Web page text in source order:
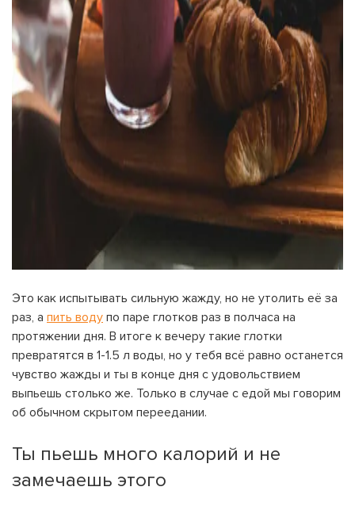
Это как испытывать сильную жажду, но не утолить её за
раз, а пить воду по паре глотков раз в полчаса на
протяжении дня. В итоге к вечеру такие глотки
превратятся в 1-1.5 л воды, но у тебя всё равно останется
чувство жажды и ты в конце дня с удовольствием
выпьешь столько же. Только в случае с едой мы говорим
об обычном скрытом переедании.
Ты пьешь много калорий и не
замечаешь этого
Имя пользователя:
Номер карты лояльности:
Авторизация
ЗАРЕГИСТРИРОВАТЬСЯ
На вашем счетубонусов
Желаю перечислить:
100